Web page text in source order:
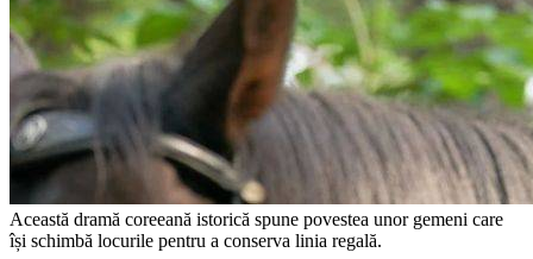
Această dramă coreeană istorică spune povestea unor gemeni care
își schimbă locurile pentru a conserva linia regală.